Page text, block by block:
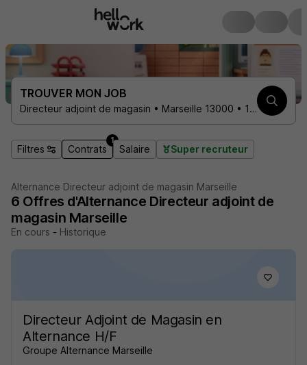
TROUVER MON JOB
Directeur adjoint de magasin • Marseille 13000 • 1 contrat
Filtres Contrats
1
Salaire Super recruteur
Alternance Directeur adjoint de magasin Marseille
6 Offres d'Alternance Directeur adjoint de
magasin Marseille
En cours - Historique
Directeur Adjoint de Magasin en
Alternance H/F
Groupe Alternance Marseille